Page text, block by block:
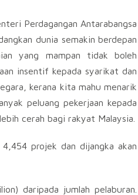
Perdagangan Antarabangsa
dunia semakin berdepan
yang mampan tidak boleh
insentif kepada syarikat dan
kerana kita mahu menarik
peluang pekerjaan kepada
cerah bagi rakyat Malaysia.
projek dan dijangka akan
daripada jumlah pelaburan.